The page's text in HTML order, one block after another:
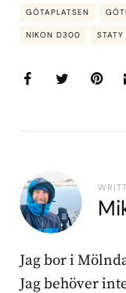
GÖTAPLATSEN
NIKON D300 STATY
Jag bor i
Jag behöver